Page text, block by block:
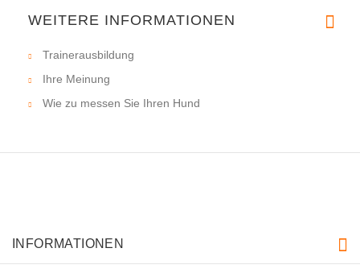
WEITERE INFORMATIONEN
Trainerausbildung
Ihre Meinung
Wie zu messen Sie Ihren Hund
INFORMATIONEN